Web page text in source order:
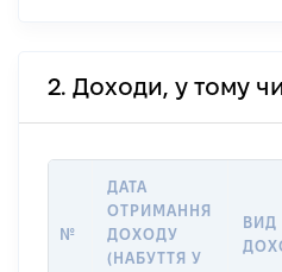
2. Доходи, у тому
№
ДАТА
ОТРИМАННЯ
ДОХОДУ
(НАБУТТЯ У
ВИД